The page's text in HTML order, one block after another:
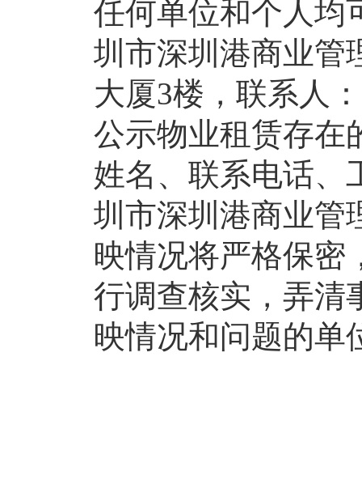
任何单位和个人均
圳市深圳港商业管
大厦3楼，联系人
公示物业租赁存在
姓名、联系电话、
圳市深圳港商业管
映情况将严格保密
行调查核实，弄清
映情况和问题的单